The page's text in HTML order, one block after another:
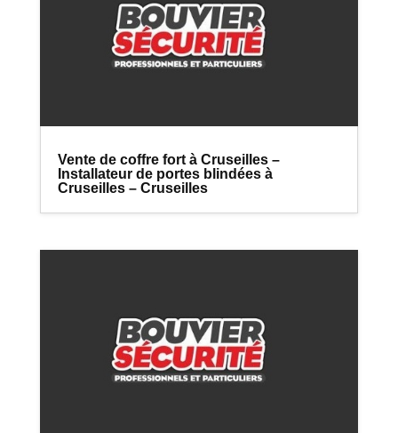
Vente de coffre fort à Cruseilles –
Installateur de portes blindées à
Cruseilles – Cruseilles